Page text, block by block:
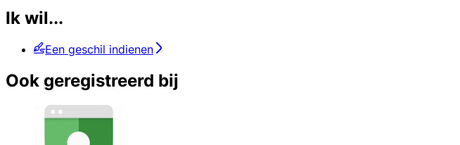
Ik wil...
Een geschil indienen
Ook geregistreerd bij